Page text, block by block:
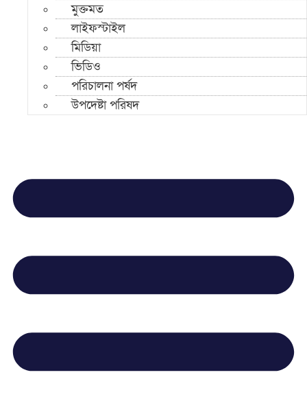
মুক্তমত
লাইফস্টাইল
মিডিয়া
ভিডিও
পরিচালনা পর্ষদ
উপদেষ্টা পরিষদ